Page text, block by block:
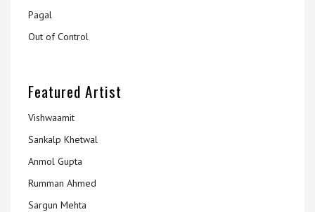
Pagal
Out of Control
Featured Artist
Vishwaamit
Sankalp Khetwal
Anmol Gupta
Rumman Ahmed
Sargun Mehta